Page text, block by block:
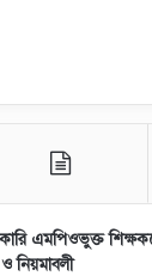
এমপিওভুক্ত
নিয়মাবলী